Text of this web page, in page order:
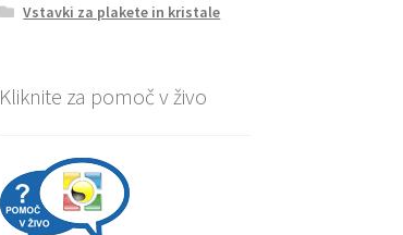
Vstavki za plakete in kristale
Kliknite za pomoč v živo